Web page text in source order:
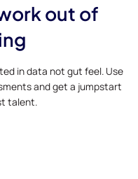
out of
in data not gut feel. Use
and get a jumpstart
talent.